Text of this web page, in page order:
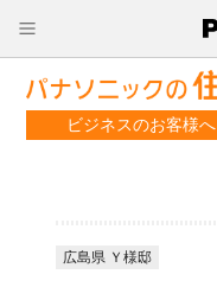
ビジネスのお客様へ
広島県 Ｙ様邸